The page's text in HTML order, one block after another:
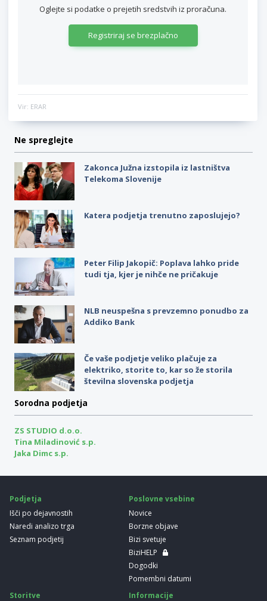
Oglejte si podatke o prejetih sredstvih iz proračuna.
Registriraj se brezplačno
Vir: ERAR
Ne spreglejte
Zakonca Južna izstopila iz lastništva
Telekoma Slovenije
Katera podjetja trenutno zaposlujejo?
Peter Filip Jakopič: Poplava lahko pride
tudi tja, kjer je nihče ne pričakuje
NLB neuspešna s prevzemno ponudbo za
Addiko Bank
Če vaše podjetje veliko plačuje za
elektriko, storite to, kar so že storila
številna slovenska podjetja
Sorodna podjetja
ZS STUDIO d.o.o.
Tina Miladinović s.p.
Jaka Dimc s.p.
Podjetja
Išči po dejavnostih
Naredi analizo trga
Seznam podjetij
Poslovne vsebine
Novice
Borzne objave
Bizi svetuje
BiziHELP
Dogodki
Pomembni datumi
Storitve
Informacije